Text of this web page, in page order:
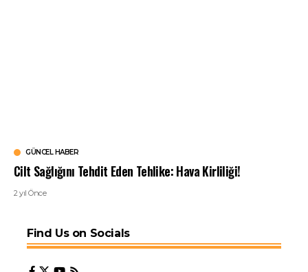
GÜNCEL HABER
Cilt Sağlığını Tehdit Eden Tehlike: Hava Kirliliği!
2 yıl Önce
Find Us on Socials